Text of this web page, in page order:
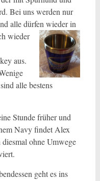
Bei uns werden nur
alle dürfen wieder in
wieder
aus.
alle bestens
Stunde früher und
Navy findet Alex
ohne Umwege
geht es ins